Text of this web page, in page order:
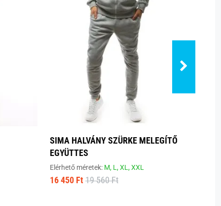
SIMA HALVÁNY SZÜRKE MELEGÍTŐ
EGYÜTTES
Elérhető méretek: M, L,XL,XXL
16 450 Ft 19 560 Ft